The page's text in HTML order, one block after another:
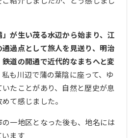
が生い茂る水辺から始まり、江
過点として旅人を見送り、明治
道の開通で近代的なまちへと変
も川辺で蒲の葉陰に座って、ゆ
たことがあり、自然と歴史が息
て感じました。
一地区となった後も、地名には
います